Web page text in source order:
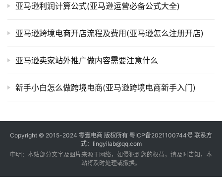
亚马逊利润计算公式(亚马逊运营必备公式大全)
亚马逊跨境电商开店流程及费用(亚马逊怎么注册开店)
亚马逊卖家站外推广做内容需要注意什么
新手小白怎么做跨境电商(亚马逊跨境电商新手入门)
Copyright © 2015-2024 零壹电商 版权所有 粤ICP备2021100744号 联系方
式：lingyilab@qq.com
申明：本站部分文字及图片来源于网络，如侵犯到您的权益，请及时告知，本
站将及时处理或撤换。